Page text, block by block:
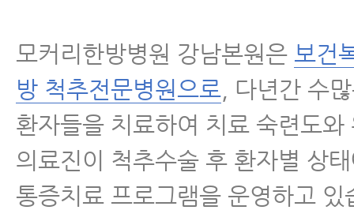
모커리한방병원 강남본원은 보건
방 척추전문병원으로, 다년간 수
환자들을 치료하여 치료 숙련도와
의료진이 척추수술 후 환자별 상
통증치료 프로그램을 운영하고 있